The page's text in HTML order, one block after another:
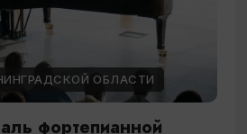
ОБЛАСТИ
фортепианной